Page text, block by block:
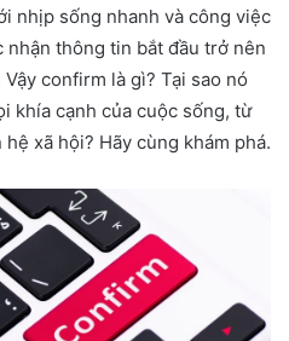
nhịp sống nhanh và công việc
nhận thông tin bắt đầu trở nên
confirm là gì? Tại sao nó
khía cạnh của cuộc sống, từ
xã hội? Hãy cùng khám phá.